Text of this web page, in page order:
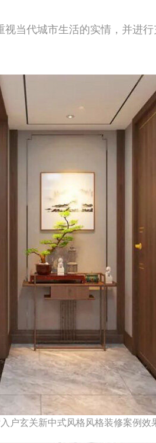
当代城市生活的实情，并进
户玄关新中式风格风格装修案例效